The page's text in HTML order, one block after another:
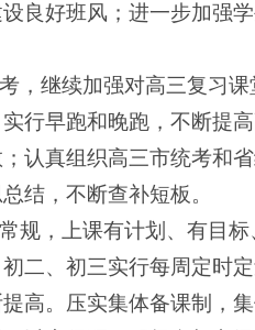
良好班风；进一步加强
，继续加强对高三复习课
行早跑和晚跑，不断提
认真组织高三市统考和
结，不断查补短板。
规，上课有计划、有目标
二、初三实行每周定时
高。压实集体备课制，